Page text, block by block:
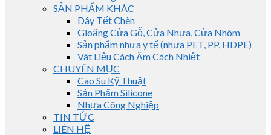
SẢN PHẨM KHÁC
Dây Tết Chèn
Gioăng Cửa Gỗ, Cửa Nhựa, Cửa Nhôm
Sản phẩm nhựa y tế (nhựa PET, PP, HDPE)
Vât Liệu Cách Âm Cách Nhiệt
CHUYÊN MỤC
Cao Su Kỹ Thuật
Sản Phẩm Silicone
Nhựa Công Nghiệp
TIN TỨC
LIÊN HỆ